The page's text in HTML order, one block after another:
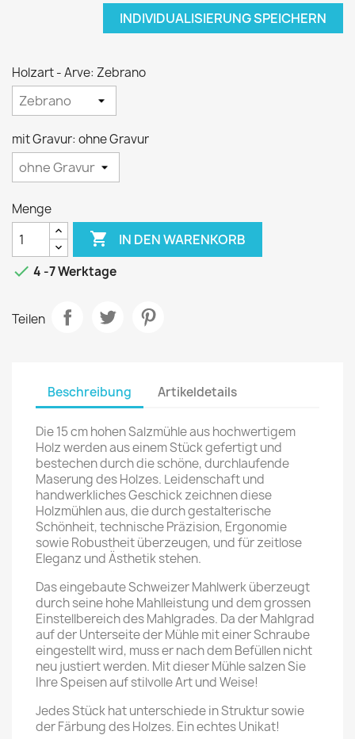
INDIVIDUALISIERUNG SPEICHERN
Holzart - Arve: Zebrano
mit Gravur: ohne Gravur
Menge
 IN DEN WARENKORB
 4 -7 Werktage
Teilen
Beschreibung Artikeldetails
Die 15 cm hohen Salzmühle aus hochwertigem
Holz werden aus einem Stück gefertigt und
bestechen durch die schöne, durchlaufende
Maserung des Holzes. Leidenschaft und
handwerkliches Geschick zeichnen diese
Holzmühlen aus, die durch gestalterische
Schönheit, technische Präzision, Ergonomie
sowie Robustheit überzeugen, und für zeitlose
Eleganz und Ästhetik stehen.
Das eingebaute Schweizer Mahlwerk überzeugt
durch seine hohe Mahlleistung und dem grossen
Einstellbereich des Mahlgrades. Da der Mahlgrad
auf der Unterseite der Mühle mit einer Schraube
eingestellt wird, muss er nach dem Befüllen nicht
neu justiert werden. Mit dieser Mühle salzen Sie
Ihre Speisen auf stilvolle Art und Weise!
Jedes Stück hat unterschiede in Struktur sowie
der Färbung des Holzes. Ein echtes Unikat!